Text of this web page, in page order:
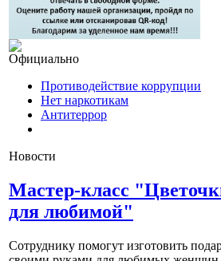
Официально
Противодействие коррупции
Нет наркотикам
Антитеррор
Новости
Мастер-класс
для любимой"
Сотруднику помогут изготовить